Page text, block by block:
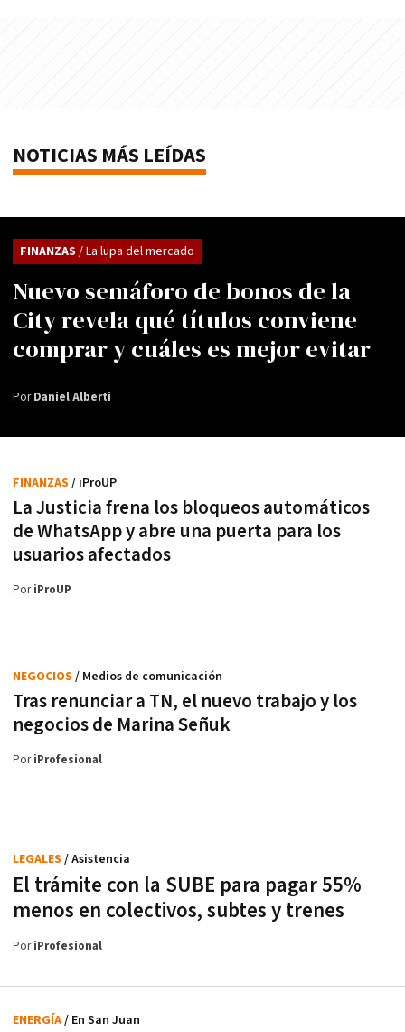
NOTICIAS MÁS LEÍDAS
Nuevo semáforo de bonos de la
City revela qué títulos conviene
comprar y cuáles es mejor evitar
FINANZAS / La lupa del mercado
PorDaniel Alberti
La Justicia frena los bloqueos automáticos
de WhatsApp y abre una puerta para los
usuarios afectados
FINANZAS / iProUP
PoriProUP
Tras renunciar a TN, el nuevo trabajo y los
negocios de Marina Señuk
NEGOCIOS / Medios de comunicación
PoriProfesional
El trámite con la SUBE para pagar 55%
menos en colectivos, subtes y trenes
LEGALES / Asistencia
PoriProfesional
ENERGÍA/ En San Juan